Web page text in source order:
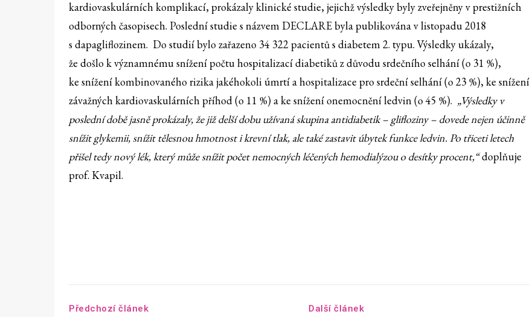
kardiovaskulárních komplikací, prokázaly klinické studie, jejichž výsledky byly zveřejněny v prestižních
odborných časopisech. Poslední studie s názvem DECLARE byla publikována v listopadu 2018
s dapagliflozinem. Do studií bylo zařazeno 34 322 pacientů s diabetem 2. typu. Výsledky ukázaly,
že došlo k významnému snížení počtu hospitalizací diabetiků z důvodu srdečního selhání (o 31 %),
ke snížení kombinovaného rizika jakéhokoli úmrtí a hospitalizace pro srdeční selhání (o 23 %), ke snížení
závažných kardiovaskulárních příhod (o 11 %) a ke snížení onemocnění ledvin (o 45 %). „Výsledky v
poslední době jasně prokázaly, že již delší dobu užívaná skupina antidiabetik – glifloziny – dovede nejen účinně
snížit glykemii, snížit tělesnou hmotnost i krevní tlak, ale také zastavit úbytek funkce ledvin. Po třiceti letech
přišel tedy nový lék, který může snížit počet nemocných léčených hemodialýzou o desítky procent,“doplňuje
prof. Kvapil.
Předchozí článek Další článek